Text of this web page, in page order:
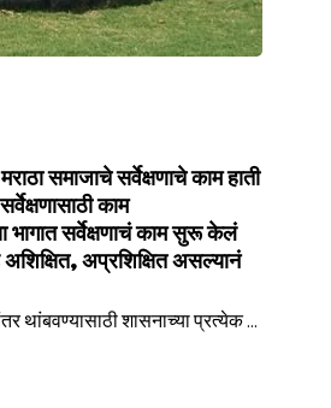
समाजाचे सर्वेक्षणाचे काम हाती
काम
भागात सर्वेक्षणाचं काम सुरू केलं
अप्रशिक्षित असल्यानं